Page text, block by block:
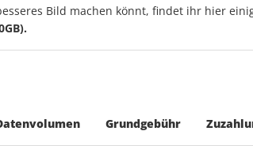
Bild machen könnt, findet ihr hier
Grundgebühr